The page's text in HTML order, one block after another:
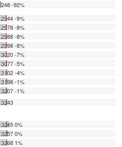
248 -92%
2944 -9%
2978 -8%
2988 -8%
2998 -8%
3020 -7%
3077 -5%
3102 -4%
3198 -1%
3207 -1%
3243
3245 0%
3257 0%
3268 1%